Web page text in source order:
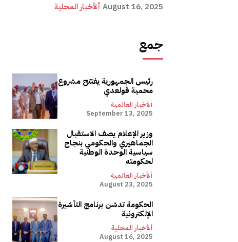
ألأخبار المحلية August 16, 2025
جمع
رئيس الجمهورية يفتتح مشروع
محمية قولعدي
ألأخبار العالمية
September 13, 2025
وزير الإعلام يصف الاستقبال
الجماهيري والحكومي بنجاح
سياسية الوحدة الوطنية
لحكومته
ألأخبار العالمية
August 23, 2025
الحكومة تدشن برنامج التأشيرة
الإلكترونية
ألأخبار المحلية
August 16, 2025